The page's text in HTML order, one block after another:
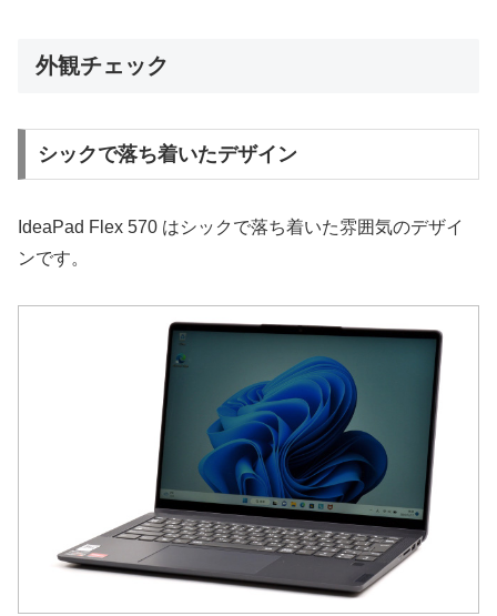
外観チェック
シックで落ち着いたデザイン
IdeaPad Flex 570 はシックで落ち着いた雰囲気のデザイ
ンです。